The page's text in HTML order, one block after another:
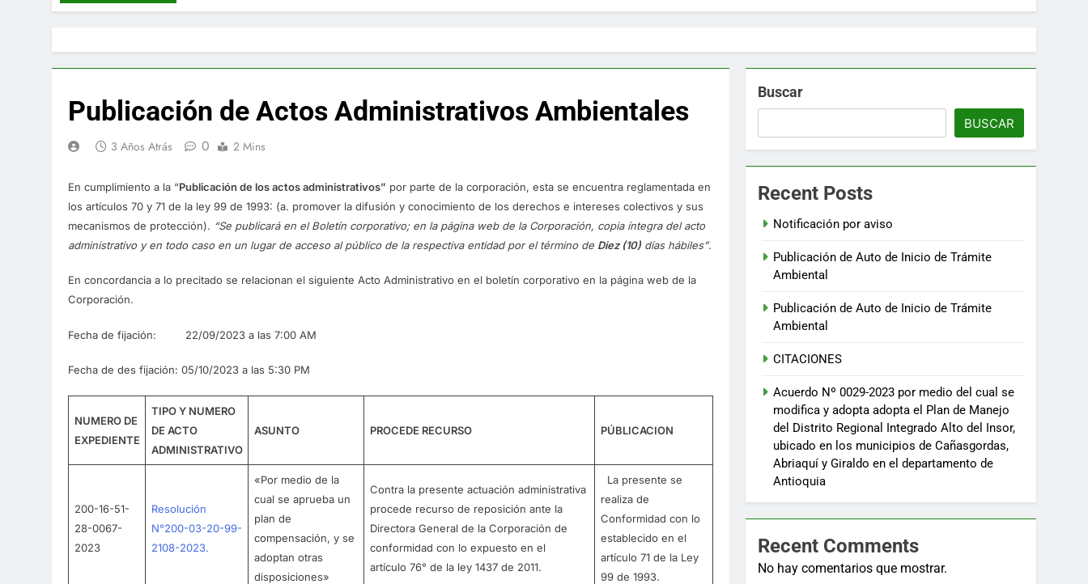
Publicación de Actos Administrativos Ambientales
3 Años Atrás 0 2 Mins
En cumplimiento a la “Publicación de los actos administrativos” por parte de la corporación, esta se encuentra reglamentada en
los artículos 70 y 71 de la ley 99 de 1993: (a. promover la difusión y conocimiento de los derechos e intereses colectivos y sus
mecanismos de protección). “Se publicará en el Boletín corporativo; en la página web de la Corporación, copia íntegra del acto
administrativo y en todo caso en un lugar de acceso al público de la respectiva entidad por el término de Diez (10) días hábiles”.
En concordancia a lo precitado se relacionan el siguiente Acto Administrativo en el boletín corporativo en la página web de la
Corporación.
Fecha de fijación: 22/09/2023 a las 7:00 AM
Fecha de des fijación: 05/10/2023 a las 5:30 PM
NUMERO DE
EXPEDIENTE
TIPO Y NUMERO
DE ACTO
ADMINISTRATIVO
ASUNTO PROCEDE RECURSO PÚBLICACION
200-16-51-
28-0067-
2023
Resolución
N°200-03-20-99-
2108-2023.
«Por medio de la
cual se aprueba un
plan de
compensación, y se
adoptan otras
disposiciones»
Contra la presente actuación administrativa
procede recurso de reposición ante la
Directora General de la Corporación de
conformidad con lo expuesto en el
artículo 76° de la ley 1437 de 2011.
La presente se
realiza de
Conformidad con lo
establecido en el
artículo 71 de la Ley
99 de 1993.
Buscar
BUSCAR
Recent Posts
Notificación por aviso
Publicación de Auto de Inicio de Trámite
Ambiental
Publicación de Auto de Inicio de Trámite
Ambiental
CITACIONES
Acuerdo Nº 0029-2023 por medio del cual se
modifica y adopta adopta el Plan de Manejo
del Distrito Regional Integrado Alto del Insor,
ubicado en los municipios de Cañasgordas,
Abriaquí y Giraldo en el departamento de
Antioquia
Recent Comments
No hay comentarios que mostrar.